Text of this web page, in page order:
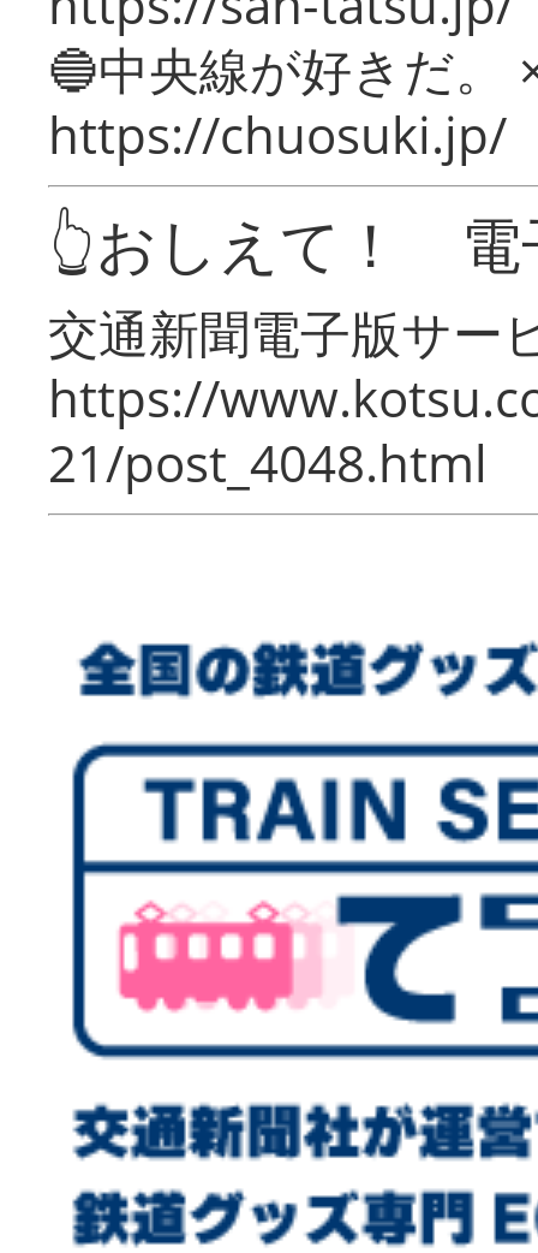
🔵中央線が好きだ。
https://chuosuki.jp/
👆おしえて！ 電
交通新聞電子版サー
https://
21/post_4048.html